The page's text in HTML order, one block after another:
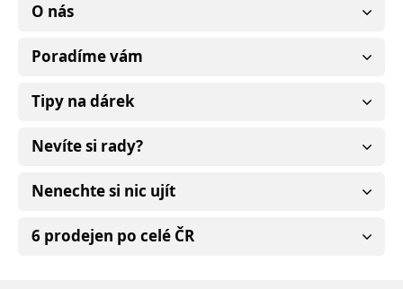
O nás
Poradíme vám
Tipy na dárek
Nevíte si rady?
Nenechte si nic ujít
6 prodejen po celé ČR